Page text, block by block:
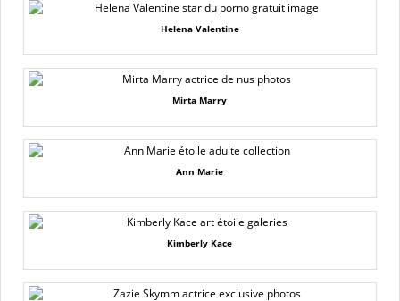
Helena Valentine
Mirta Marry
Ann Marie
Kimberly Kace